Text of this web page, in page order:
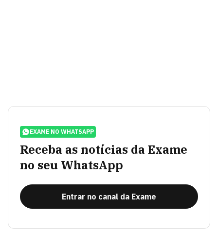
EXAME NO WHATSAPP
Receba as notícias da Exame
no seu WhatsApp
Entrar no canal da Exame